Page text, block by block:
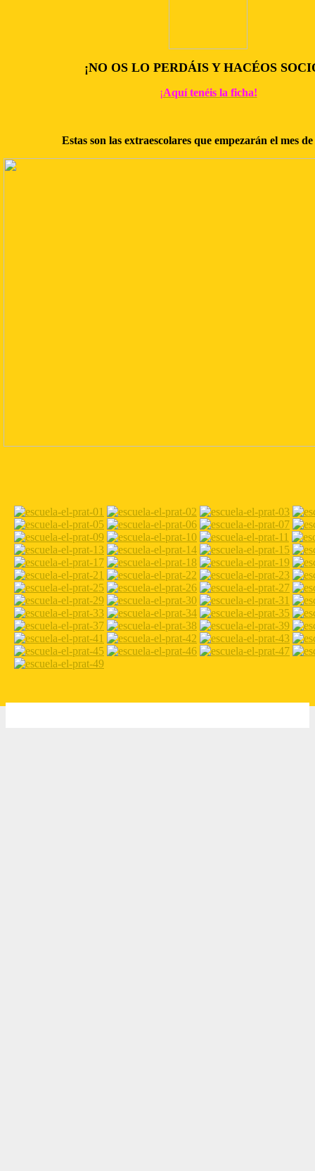
¡NO OS LO PERDÁIS Y HACÉOS
¡Aquí tenéis la ficha!
Estas son las extraescolares que empezarán el mes